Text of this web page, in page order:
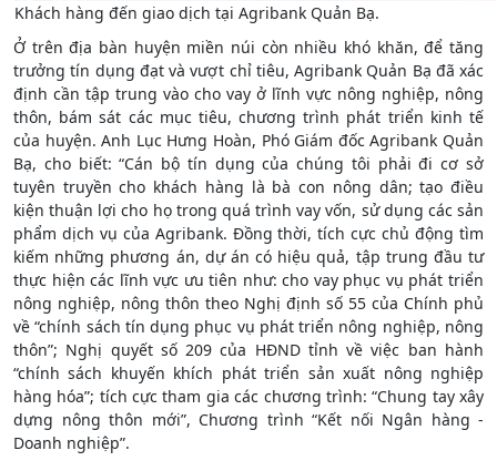
Khách hàng đến giao dịch tại Agribank Quản Bạ.
Ở trên địa bàn huyện miền núi còn nhiều khó khăn, để tăng
trưởng tín dụng đạt và vượt chỉ tiêu, Agribank Quản Bạ đã xác
định cần tập trung vào cho vay ở lĩnh vực nông nghiệp, nông
thôn, bám sát các mục tiêu, chương trình phát triển kinh tế
của huyện. Anh Lục Hưng Hoàn, Phó Giám đốc Agribank Quản
Bạ, cho biết: “Cán bộ tín dụng của chúng tôi phải đi cơ sở
tuyên truyền cho khách hàng là bà con nông dân; tạo điều
kiện thuận lợi cho họ trong quá trình vay vốn, sử dụng các sản
phẩm dịch vụ của Agribank. Đồng thời, tích cực chủ động tìm
kiếm những phương án, dự án có hiệu quả, tập trung đầu tư
thực hiện các lĩnh vực ưu tiên như: cho vay phục vụ phát triển
nông nghiệp, nông thôn theo Nghị định số 55 của Chính phủ
về “chính sách tín dụng phục vụ phát triển nông nghiệp, nông
thôn”; Nghị quyết số 209 của HĐND tỉnh về việc ban hành
“chính sách khuyến khích phát triển sản xuất nông nghiệp
hàng hóa”; tích cực tham gia các chương trình: “Chung tay xây
dựng nông thôn mới”, Chương trình “Kết nối Ngân hàng -
Doanh nghiệp”.